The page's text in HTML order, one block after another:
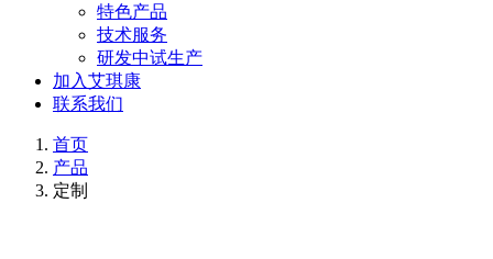
特色产品
技术服务
研发中试生产
加入艾琪康
联系我们
首页
产品
定制